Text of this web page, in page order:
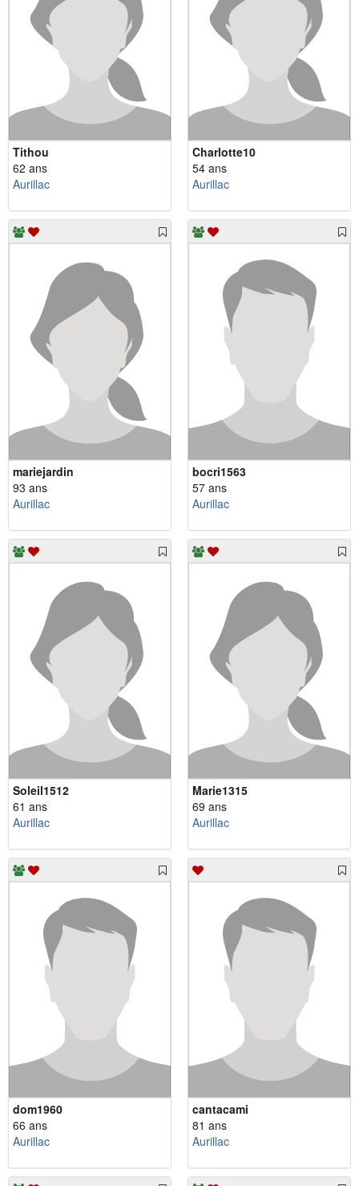
Tithou
62 ans
Aurillac
Charlotte10
54 ans
Aurillac
mariejardin
93 ans
Aurillac
bocri1563
57 ans
Aurillac
Soleil1512
61 ans
Aurillac
Marie1315
69 ans
Aurillac
dom1960
66 ans
Aurillac
cantacami
81 ans
Aurillac